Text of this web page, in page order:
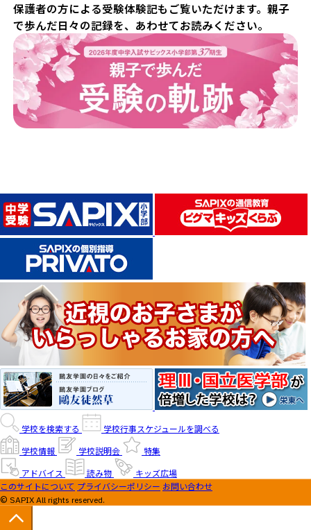
保護者の方による受験体験記もご覧いただけます。親子
で歩んだ日々の記録を、あわせてお読みください。
学校を検索する
学校行事スケジュールを調べる
学校情報
学校説明会
特集
アドバイス
読み物
キッズ広場
このサイトについて プライバシーポリシー お問い合わせ
© SAPIX All rights reserved.